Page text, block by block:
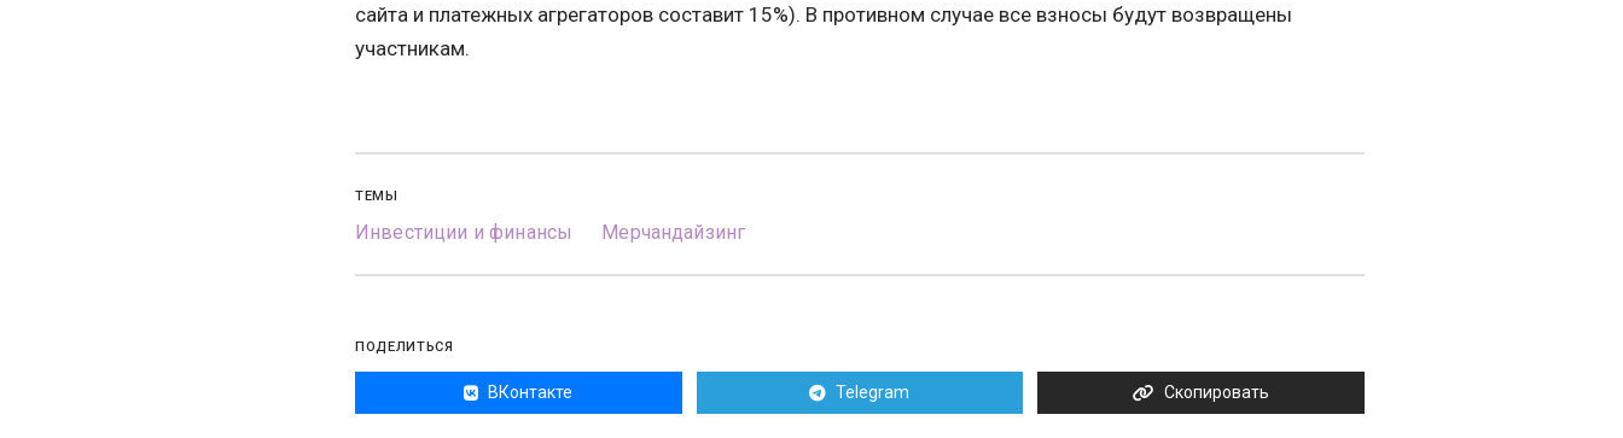
сайта и платежных агрегаторов составит 15%). В противном случае все взносы будут возвращены
участникам.
ТЕМЫ
Инвестиции и финансы Мерчандайзинг
ПОДЕЛИТЬСЯ
ВКонтакте Telegram Скопировать